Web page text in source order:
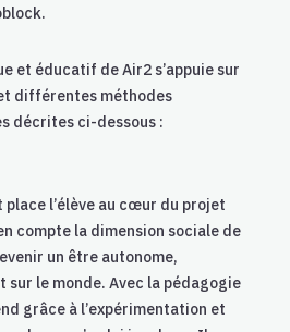
et éducatif de Air2 s’appuie sur
différentes méthodes
décrites ci-dessous :
place l’élève au cœur du projet
compte la dimension sociale de
un être autonome,
sur le monde. Avec la pédagogie
grâce à l’expérimentation et